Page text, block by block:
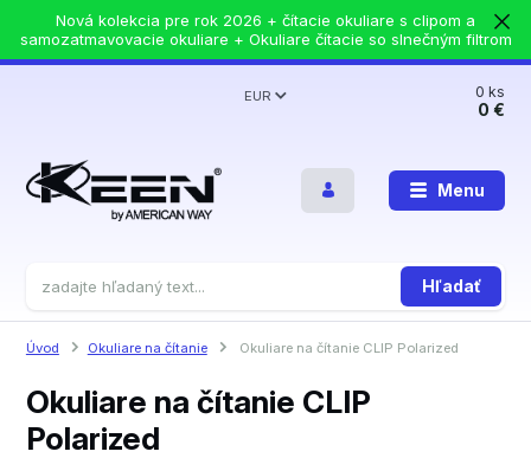
Nová kolekcia pre rok 2026 + čítacie okuliare s clipom a
samozatmavovacie okuliare + Okuliare čítacie so slnečným filtrom
Menu
EUR
Hľadať
0ks
0 €
Úvod Okuliare na čítanie Okuliare na čítanie CLIP Polarized
Okuliare na čítanie CLIP
Polarized